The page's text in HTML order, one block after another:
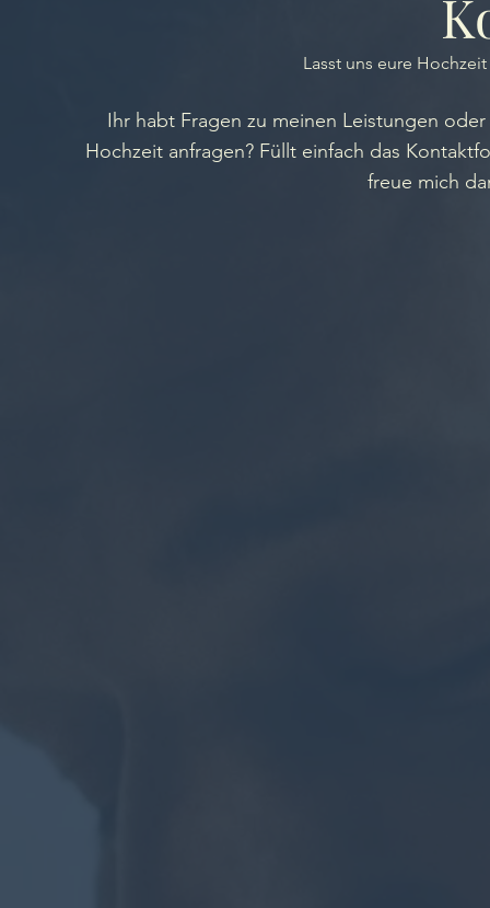
Lasst uns eure
Ihr habt Fragen zu meinen Leistungen
Hochzeit anfragen? Füllt einfach das
freue mich